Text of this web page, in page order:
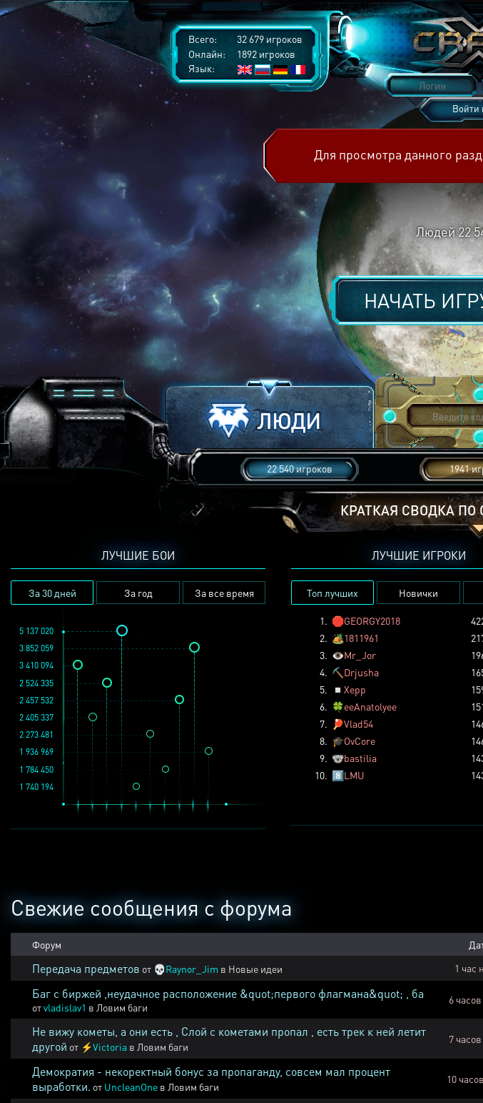
Всего:
32 679 игроков
Онлайн:
1892 игроков
Язык:
Войти
Для просмотра данного
Людей 22
НАЧАТЬ
22 540 игроков 1941
КРАТКАЯ СВОДКА
ЛУЧШИЕ БОИ
За 30 дней За год За все время
1 936 969
3 852 059
2 457 532
1 784 450
2 273 481
1 740 194
5 137 020
2 524 335
2 405 337
3 410 094
ЛУЧШИЕ ИГРОКИ
Топ лучших Новички
1. 🛑GEORGY2018
2. 🏕️1811961
3. 👁️Mr_Jor
4. ⛏️ Drjusha
5.
◽ Xepp
6. 🍀eeAnatolyee
7.
🏓Vlad54
8. 🎓OvCore
9. 🐨bastilia
10. 8️⃣LMU
Свежие сообщения с форума
Форум
Передача предметов от 💀Raynor_Jim в Новые идеи 1 час
Баг с биржей ,неудачное расположение &quot;первого флагмана&quot; , ба
отvladislav1 в Ловим баги
6
Не вижу кометы, а они есть , Слой с кометами пропал , есть трек к ней летит
другой от ⚡Victoria в Ловим баги
7
Демократия - некоректный бонус за пропаганду, совсем мал процент
выработки. от UncleanOne в Ловим баги
10